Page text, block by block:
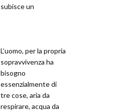
subisce un
L’uomo, per la propria
sopravvivenza ha
bisogno
essenzialmente di
tre cose, aria da
respirare, acqua da